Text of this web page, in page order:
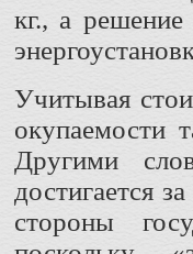
кг., а
Учитывая
окупаемости
Другими
достигается
стороны